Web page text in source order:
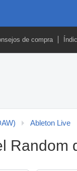
de compra
Ableton Live
Random